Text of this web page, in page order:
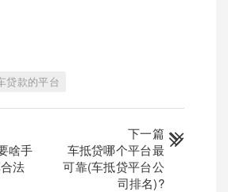
贷款的平台
啥手
法
下一篇
车抵贷哪个平台最
可靠(车抵贷平台公
司排名)?